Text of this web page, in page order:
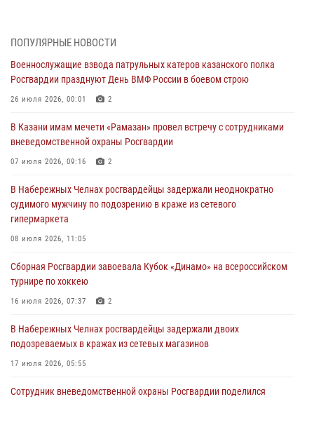
Татарстанские росгвардейцы завоевали «бронзу» в окружном этапе
24 июля 2026, 15:05 4
В казанском полку Росгвардии состоялся концерт певицы Кристины
В Нижнекамске сотрудники Росгвардии задержали подозреваемого
23 июля 2026, 06:47
В Казани Росгвардия приняла участие в обеспечении безопасности
крестного хода и освящения храма
ПОПУЛЯРНЫЕ НОВОСТИ
Военнослужащие взвода патрульных катеров казанского полка
Росгвардии празднуют День ВМФ России в боевом строю
26 июля 2026, 00:01 2
В Казани имам мечети «Рамазан» провел встречу с сотрудниками
вневедомственной охраны Росгвардии
07 июля 2026, 09:16 2
В Набережных Челнах росгвардейцы задержали неоднократно
судимого мужчину по подозрению в краже из сетевого
гипермаркета
08 июля 2026, 11:05
Сборная Росгвардии завоевала Кубок «Динамо» на всероссийском
турнире по хоккею
16 июля 2026, 07:37 2
В Набережных Челнах росгвардейцы задержали двоих
подозреваемых в кражах из сетевых магазинов
17 июля 2026, 05:55
Сотрудник вневедомственной охраны Росгвардии поделился